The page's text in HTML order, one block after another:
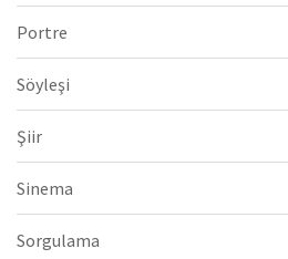
Portre
Söyleşi
Şiir
Sinema
Sorgulama